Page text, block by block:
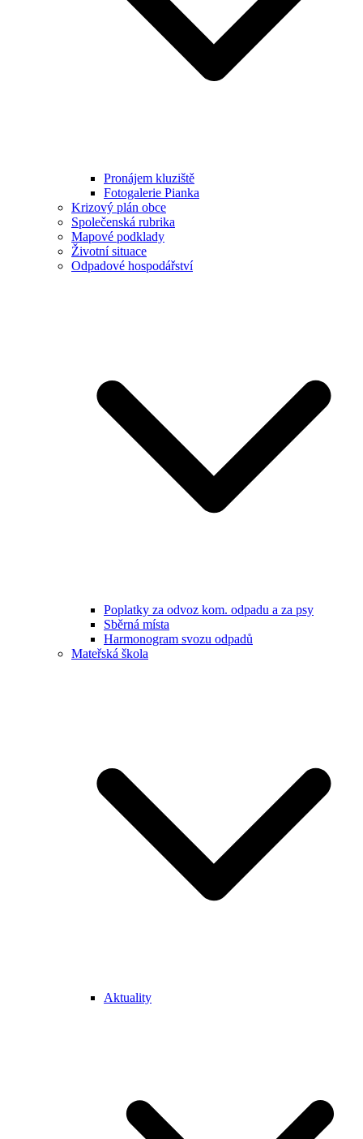
Pronájem kluziště
Fotogalerie Pianka
Krizový plán obce
Společenská rubrika
Mapové podklady
Životní situace
Odpadové hospodářství
Poplatky za odvoz kom. odpadu a za psy
Sběrná místa
Harmonogram svozu odpadů
Mateřská škola
Aktuality